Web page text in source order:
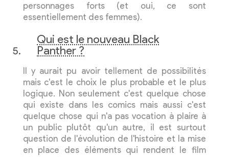
personnages forts (et oui, ce sont
essentiellement des femmes).
Qui est le nouveau Black
Panther ?
Il y aurait pu avoir tellement de possibilités
mais c'est le choix le plus probable et le plus
logique. Non seulement c'est quelque chose
qui existe dans les comics mais aussi c'est
quelque chose qui n'a pas vocation à plaire à
un public plutôt qu'un autre, il est surtout
question de l'évolution de l'histoire et la mise
en place des éléments qui rendent le film